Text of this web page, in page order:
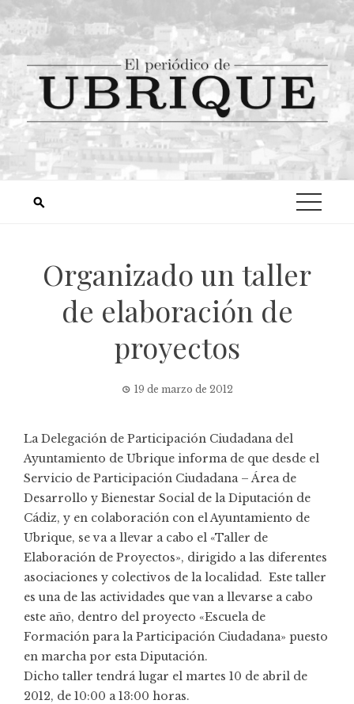
Organizado un taller
de elaboración de
proyectos
19 de marzo de 2012
La Delegación de Participación Ciudadana del
Ayuntamiento de Ubrique informa de que desde el
Servicio de Participación Ciudadana – Área de
Desarrollo y Bienestar Social de la Diputación de
Cádiz, y en colaboración con el Ayuntamiento de
Ubrique, se va a llevar a cabo el «Taller de
Elaboración de Proyectos», dirigido a las diferentes
asociaciones y colectivos de la localidad. Este taller
es una de las actividades que van a llevarse a cabo
este año, dentro del proyecto «Escuela de
Formación para la Participación Ciudadana» puesto
en marcha por esta Diputación.
Dicho taller tendrá lugar el martes 10 de abril de
2012, de 10:00 a 13:00 horas.